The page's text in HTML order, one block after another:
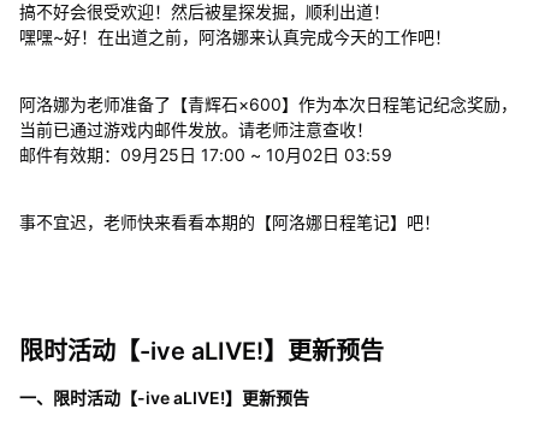
搞不好会很受欢迎！然后被星探发掘，顺利出道！
嘿嘿~好！在出道之前，阿洛娜来认真完成今天的工作吧！
阿洛娜为老师准备了【青辉石×600】作为本次日程笔记纪念奖励，
当前已通过游戏内邮件发放。请老师注意查收！
邮件有效期：09月25日 17:00 ~ 10月02日 03:59
事不宜迟，老师快来看看本期的【阿洛娜日程笔记】吧！
限时活动【-ive aLIVE!】更新预告
一、限时活动【-ive aLIVE!】更新预告